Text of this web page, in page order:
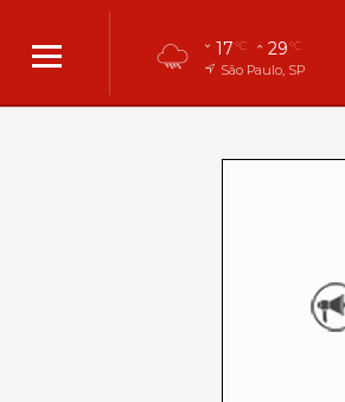
17°C 29°C
São Paulo, SP